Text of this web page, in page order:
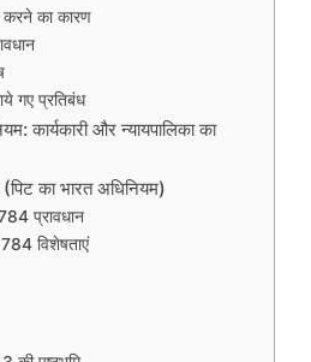
करने का कारण
गए प्रतिबंध
कार्यकारी और न्यायपालिका का
का भारत अधिनियम)
प्रावधान
विशेषताएं